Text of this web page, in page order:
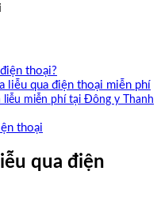
thoại?
liễu qua điện thoại miễn phí
liễu miễn phí tại Đông y Thanh
thoại
qua điện